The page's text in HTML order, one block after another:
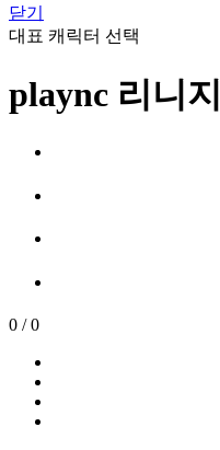
닫기
대표 캐릭터 선택
plaync 리니지
0 / 0